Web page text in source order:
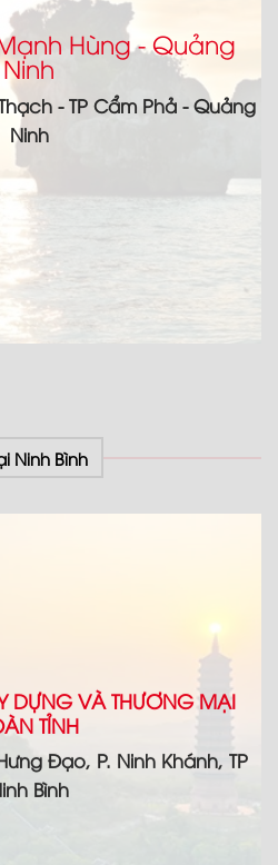
Hùng - Quảng
Ninh
- TP Cẩm Phả - Quảng
Ninh
Ninh Bình
DỰNG VÀ THƯƠNG MẠI
TỈNH
Đạo, P. Ninh Khánh, TP
Bình